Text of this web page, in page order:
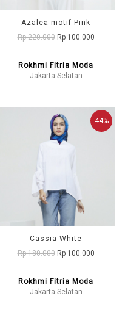
Azalea motif Pink
Rp 220.000 Rp 100.000
Rokhmi Fitria Moda
Jakarta Selatan
44%
Cassia White
Rp 180.000 Rp 100.000
Rokhmi Fitria Moda
Jakarta Selatan